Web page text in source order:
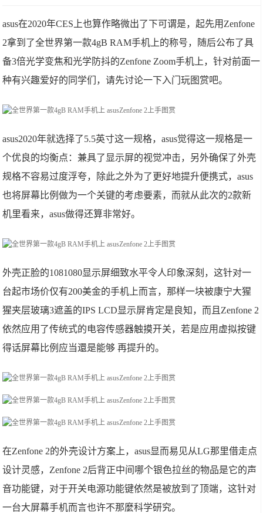
asus在2020年CES上也算作略微出了下可谓是，起先用Zenfone
2拿到了全世界第一款4gB RAM手机上的称号，随后公布了具
备3倍光学变焦和光学防抖的Zenfone Zoom手机上，针对前面一
种有兴趣爱好的同学们，请先讨论一下入门玩图赏吧。
asus2020年就选择了5.5英寸这一规格，asus觉得这一规格是一
个优良的均衡点：兼具了显示屏的视觉冲击，另外确保了外壳
规格不容易过度浮夸，除此之外为了更好地提升便携式，asus
也将屏幕比例做为一个关键的考虑要素，而就从此次的2款新
机里看来，asus做得还算非常好。
外壳正脸的1081080显示屏细致水平令人印象深刻，这针对一
台起市场价仅有200美金的手机上而言，那样一块被康宁大猩
猩夹层玻璃3遮盖的IPS LCD显示屏肯定是良知，而且Zenfone 2
依然应用了传统式的电容传感器触摸开关，若是应用虚拟按键
得话屏幕比例应当還是能够 再提升的。
在Zenfone 2的外壳设计方案上，asus显而易见从LG那里借走点
设计灵感，Zenfone 2后背正中间哪个银色拉丝的物品是它的声
音功能键，对于开关电源功能键依然是被放到了顶端，这针对
一台大屏幕手机而言也许不那麼科学研究。